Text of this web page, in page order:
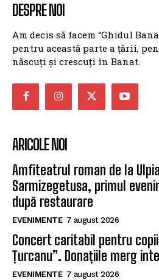
DESPRE NOI
Am decis să facem “Ghidul
pentru această parte a țării,
născuți și crescuți în Banat.
ARICOLE NOI
Amfiteatrul roman de la
Sarmizegetusa, primul
după restaurare
EVENIMENTE 7 august 2026
Concert caritabil pentru
Țurcanu”. Donațiile merg
EVENIMENTE 7 august 2026